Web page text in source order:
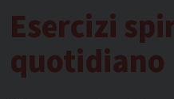
Esercizi
quotidiano